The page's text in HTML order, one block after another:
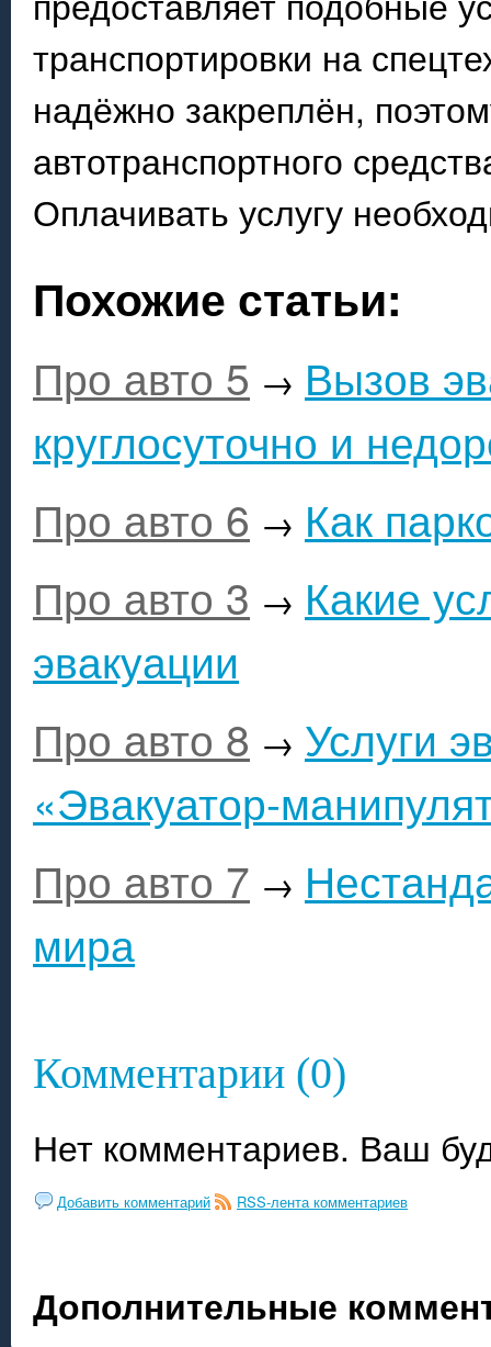
транспортировки на
надёжно закреплён,
автотранспортного
Оплачивать услугу
Похожие статьи:
Про авто 5 → Вызов
круглосуточно и
Про авто 6 → Как
Про авто 3 → Какие
эвакуации
Про авто 8 → Услуги
«Эвакуатор-
Про авто 7 →
мира
Комментарии (0)
Нет комментариев. Ваш
Добавить комментарий RSS-лента комментариев
Дополнительные